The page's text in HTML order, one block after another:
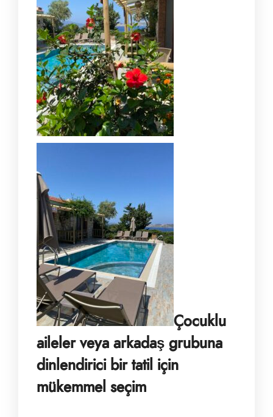
Çocuklu
aileler veya arkadaş grubuna
dinlendirici bir tatil için
mükemmel seçim